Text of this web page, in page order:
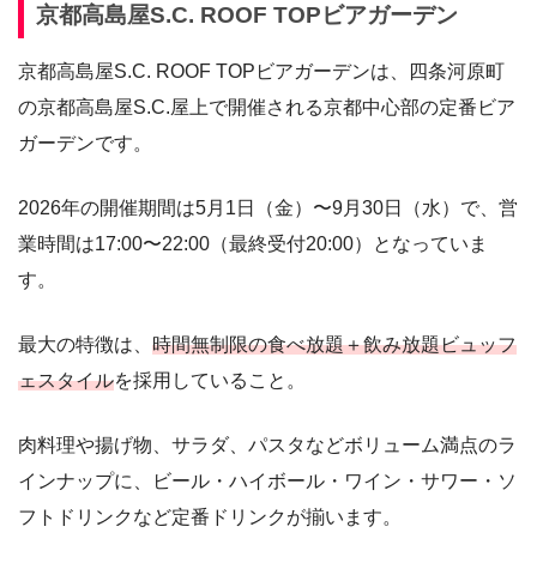
京都高島屋S.C. ROOF TOPビアガーデン
京都高島屋S.C. ROOF TOPビアガーデンは、四条河原町
の京都高島屋S.C.屋上で開催される京都中心部の定番ビア
ガーデンです。
2026年の開催期間は5月1日（金）〜9月30日（水）で、営
業時間は17:00〜22:00（最終受付20:00）となっていま
す。
最大の特徴は、 時間無制限の食べ放題＋飲み放題ビュッフ
ェスタイルを採用していること。
肉料理や揚げ物、サラダ、パスタなどボリューム満点のラ
インナップに、ビール・ハイボール・ワイン・サワー・ソ
フトドリンクなど定番ドリンクが揃います。